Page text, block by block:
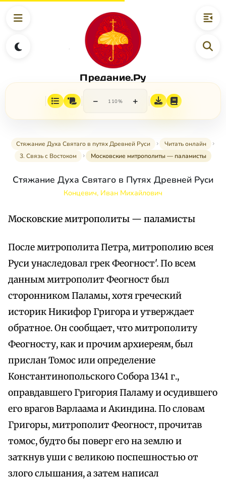
Предание.Ру
− 110% +
Стяжание Духа Святаго в путях Древней Руси
Читать онлайн
3. Связь с Востоком
Московские митрополиты — паламисты
Стяжание Духа Святаго в Путях Древней Руси
Концевич, Иван Михайлович
Московские митрополиты — паламисты
После митрополита Петра, митрополию всея
Руси унаследовал грек Феогност'. По всем
данным митрополит Феогност был
сторонником Паламы, хотя греческий
историк Никифор Григора и утверждает
обратное. Он сообщает, что митрополиту
Феогносту, как и прочим архиереям, был
прислан Томос или определение
Константинопольского Собора 1341 г.,
оправдавшего Григория Паламу и осудившего
его врагов Варлаама и Акиндина. По словам
Григоры, митрополит Феогност, прочитав
томос, будто бы поверг его на землю и
заткнув уши с великою поспешностью от
злого слышания, а затем написал